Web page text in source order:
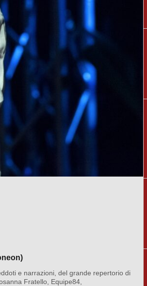
e narrazioni, del grande repertorio di
Fratello, Equipe84,